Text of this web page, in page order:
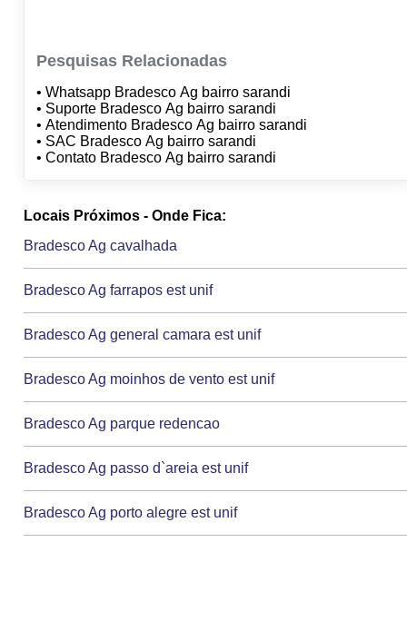
Pesquisas Relacionadas
• Whatsapp Bradesco Ag bairro sarandi
• Suporte Bradesco Ag bairro sarandi
• Atendimento Bradesco Ag bairro sarandi
• SAC Bradesco Ag bairro sarandi
• Contato Bradesco Ag bairro sarandi
Locais Próximos - Onde Fica:
Bradesco Ag cavalhada
Bradesco Ag farrapos est unif
Bradesco Ag general camara est unif
Bradesco Ag moinhos de vento est unif
Bradesco Ag parque redencao
Bradesco Ag passo d`areia est unif
Bradesco Ag porto alegre est unif